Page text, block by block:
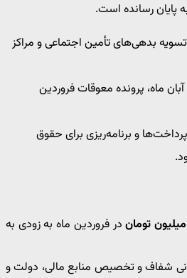
پایان رسانده است.
بدهی‌های تأمین اجتماعی و مراکز
ماه، پرونده معوقات فروردین
و برنامه‌ریزی برای حقوق
در فروردین ماه به زودی به
شفاف و تخصیص منابع مالی، دولت و